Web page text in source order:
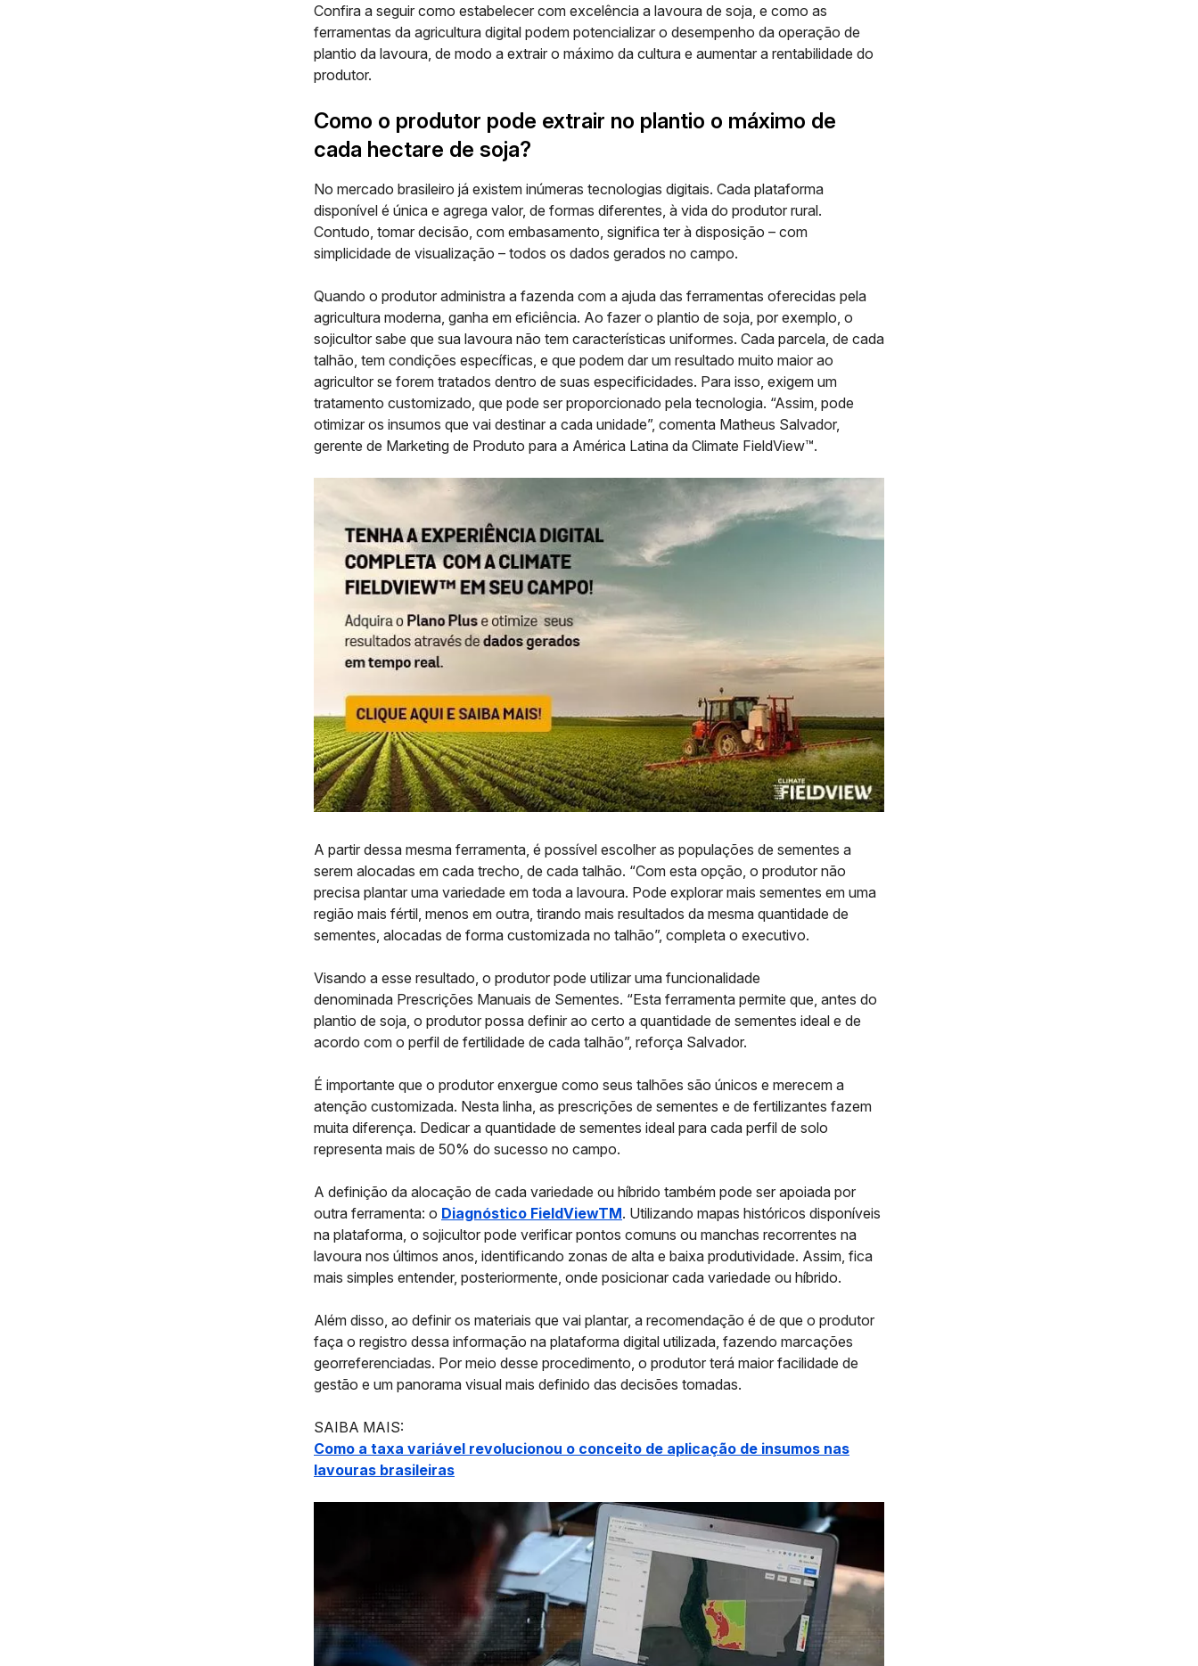
Confira a seguir como estabelecer com excelência a lavoura de soja, e como as
ferramentas da agricultura digital podem potencializar o desempenho da operação de
plantio da lavoura, de modo a extrair o máximo da cultura e aumentar a rentabilidade do
produtor.
Como o produtor pode extrair no plantio o máximo de
cada hectare de soja?
No mercado brasileiro já existem inúmeras tecnologias digitais. Cada plataforma
disponível é única e agrega valor, de formas diferentes, à vida do produtor rural.
Contudo, tomar decisão, com embasamento, significa ter à disposição – com
simplicidade de visualização – todos os dados gerados no campo.
Quando o produtor administra a fazenda com a ajuda das ferramentas oferecidas pela
agricultura moderna, ganha em eficiência. Ao fazer o plantio de soja, por exemplo, o
sojicultor sabe que sua lavoura não tem características uniformes. Cada parcela, de cada
talhão, tem condições específicas, e que podem dar um resultado muito maior ao
agricultor se forem tratados dentro de suas especificidades. Para isso, exigem um
tratamento customizado, que pode ser proporcionado pela tecnologia. “Assim, pode
otimizar os insumos que vai destinar a cada unidade”, comenta Matheus Salvador,
gerente de Marketing de Produto para a América Latina da Climate FieldView™.
A partir dessa mesma ferramenta, é possível escolher as populações de sementes a
serem alocadas em cada trecho, de cada talhão. “Com esta opção, o produtor não
precisa plantar uma variedade em toda a lavoura. Pode explorar mais sementes em uma
região mais fértil, menos em outra, tirando mais resultados da mesma quantidade de
sementes, alocadas de forma customizada no talhão”, completa o executivo.
Visando a esse resultado, o produtor pode utilizar uma funcionalidade
denominada Prescrições Manuais de Sementes. “Esta ferramenta permite que, antes do
plantio de soja, o produtor possa definir ao certo a quantidade de sementes ideal e de
acordo com o perfil de fertilidade de cada talhão”, reforça Salvador.
É importante que o produtor enxergue como seus talhões são únicos e merecem a
atenção customizada. Nesta linha, as prescrições de sementes e de fertilizantes fazem
muita diferença. Dedicar a quantidade de sementes ideal para cada perfil de solo
representa mais de 50% do sucesso no campo.
A definição da alocação de cada variedade ou híbrido também pode ser apoiada por
outra ferramenta: o Diagnóstico FieldViewTM. Utilizando mapas históricos disponíveis
na plataforma, o sojicultor pode verificar pontos comuns ou manchas recorrentes na
lavoura nos últimos anos, identificando zonas de alta e baixa produtividade. Assim, fica
mais simples entender, posteriormente, onde posicionar cada variedade ou híbrido.
Além disso, ao definir os materiais que vai plantar, a recomendação é de que o produtor
faça o registro dessa informação na plataforma digital utilizada, fazendo marcações
georreferenciadas. Por meio desse procedimento, o produtor terá maior facilidade de
gestão e um panorama visual mais definido das decisões tomadas.
SAIBA MAIS:
Como a taxa variável revolucionou o conceito de aplicação de insumos nas
lavouras brasileiras